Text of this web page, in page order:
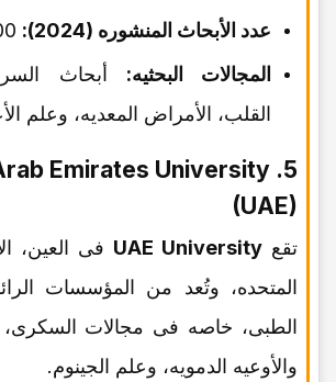
عدد الأبحاث المنشوره (2024):
المجالات البحثیه: أبحاث
القلب، الأمراض المعدیه، وعلم
Arab Emirates University
(UAE)
تقع UAE University فی العین،
المتحده، وتُعد من المؤسسات
الطبی، خاصه فی مجالات
والأوعیه الدمویه، وعلم الجینوم.